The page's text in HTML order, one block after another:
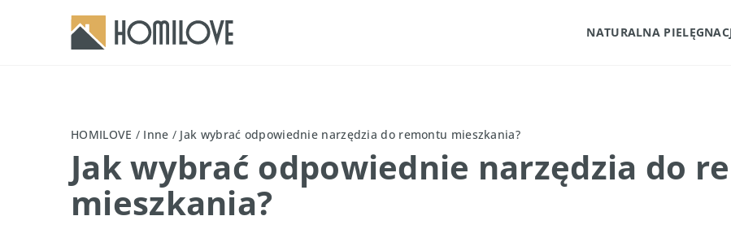
NATURALNA
HOMILOVE / Inne / Jak wybrać odpowiednie narzędzia do remontu mieszkania?
Jak wybrać odpowiednie narzędzia do
mieszkania?